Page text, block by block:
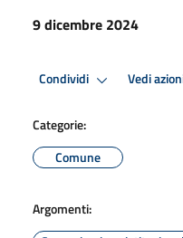
9 dicembre 2024
Condividi Vedi
Categorie:
Comune
Argomenti: